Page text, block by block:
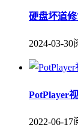
硬盘坏道
2024-03-30
PotPlayer
2022-06-17